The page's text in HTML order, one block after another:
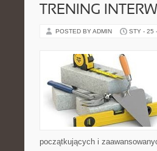
TRENING
POSTED BY ADMIN STY - 25
początkujących i